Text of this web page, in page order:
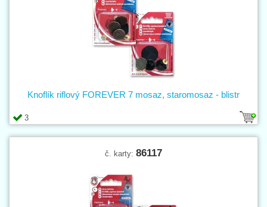
3
Knoflík riflový FOREVER 7 mosaz, staromosaz - blistr
č. karty: 86117